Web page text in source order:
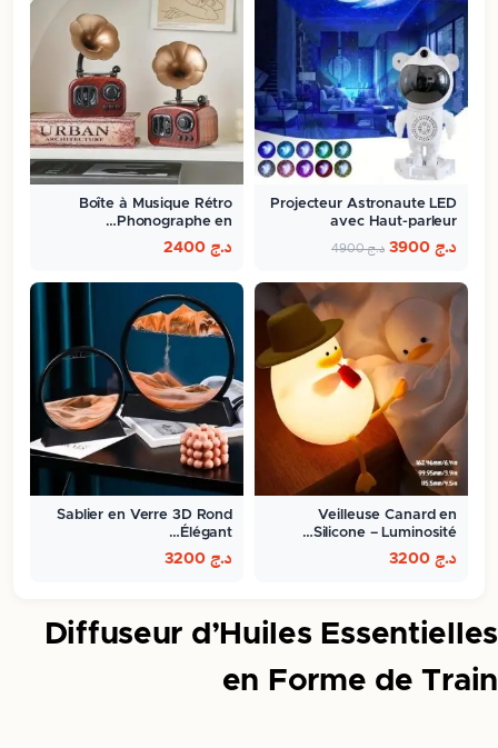
Projecteur Astronaute LED
avec Haut-parleur
Bluetooth…
د.ج د.ج4900
Boîte à Musique Rétro
Phonographe en…
د.ج
Veilleuse Canard en
Silicone – Luminosité…
د.ج
Sablier en Verre 3D Rond
Élégant…
د.ج
Diffuseur d’Huiles Essentielles
en Forme de Train